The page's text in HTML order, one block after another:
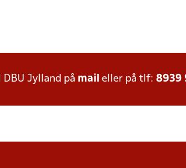
Jylland på mail eller på tlf: 8939